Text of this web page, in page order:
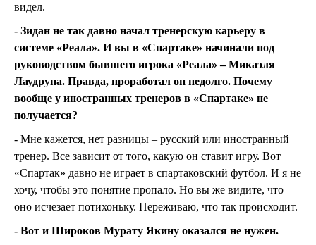
видел.
- Зидан не так давно начал тренерскую карьеру в
системе «Реала». И вы в «Спартаке» начинали под
руководством бывшего игрока «Реала» – Микаэля
Лаудрупа. Правда, проработал он недолго. Почему
вообще у иностранных тренеров в «Спартаке» не
получается?
- Мне кажется, нет разницы – русский или иностранный
тренер. Все зависит от того, какую он ставит игру. Вот
«Спартак» давно не играет в спартаковский футбол. И я не
хочу, чтобы это понятие пропало. Но вы же видите, что
оно исчезает потихоньку. Переживаю, что так происходит.
- Вот и Широков Мурату Якину оказался не нужен.